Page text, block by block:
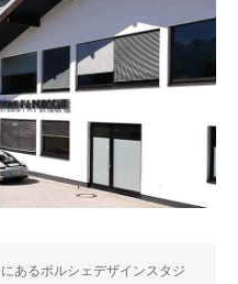
あるポルシェデザインスタジ